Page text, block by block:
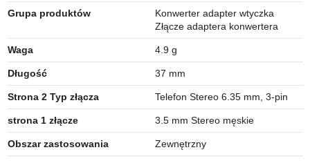
Grupa produktów
Konwerter adapter wtyczka
Złącze adaptera konwertera
Waga 4.9 g
Długość 37 mm
Strona 2 Typ złącza Telefon Stereo 6.35 mm, 3-pin
strona 1 złącze 3.5 mm Stereo męskie
Obszar zastosowania Zewnętrzny